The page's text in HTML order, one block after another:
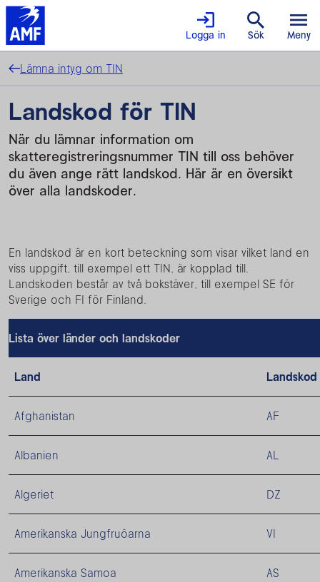
Logga in Sök Meny
Lämna intyg om TIN
Landskod för TIN
När du lämnar information om
skatteregistreringsnummer TIN till oss behöver
du även ange rätt landskod. Här är en översikt
över alla landskoder.
En landskod är en kort beteckning som visar vilket land en
viss uppgift, till exempel ett TIN, är kopplad till.
Landskoden består av två bokstäver, till exempel SE för
Sverige och FI för Finland.
Lista över länder och landskoder
Land Landskod
Afghanistan AF
Albanien AL
Algeriet DZ
Amerikanska Jungfruöarna VI
Amerikanska Samoa AS